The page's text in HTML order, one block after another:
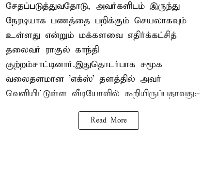
சேதப்படுத்துவதோடு, அவர்களிடம் இருந்து
நேரடியாக பணத்தை பறிக்கும் செயலாகவும்
உள்ளது என்றும் மக்களவை எதிர்க்கட்சித்
தலைவர் ராகுல் காந்தி
குற்றம்சாட்டினார்.இதுதொடர்பாக சமூக
வலைதளமான 'எக்ஸ்' தளத்தில் அவர்
வெளியிட்டுள்ள வீடியோவில் கூறியிருப்பதாவது:-
Read More